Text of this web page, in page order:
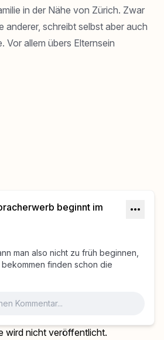
in der Nähe von Zürich. Zwar
anderer, schreibt selbst aber auch
Vor allem übers Elternsein
beginnt im
man also nicht zu früh beginnen,
finden schon die
wird nicht veröffentlicht.